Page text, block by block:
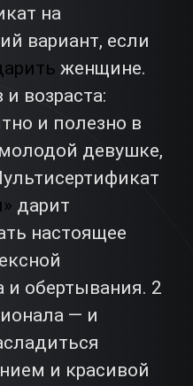
на
вариант, если
женщине.
возраста:
и полезно в
девушке,
дарит
настоящее
обертывания. 2
— и
и красивой